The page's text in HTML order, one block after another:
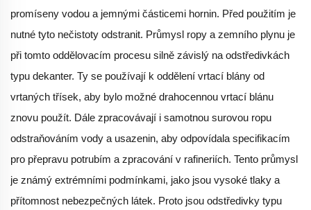
promíseny vodou a jemnými částicemi hornin. Před použitím je
nutné tyto nečistoty odstranit. Průmysl ropy a zemního plynu je
při tomto oddělovacím procesu silně závislý na odstředivkách
typu dekanter. Ty se používají k oddělení vrtací blány od
vrtaných třísek, aby bylo možné drahocennou vrtací blánu
znovu použít. Dále zpracovávají i samotnou surovou ropu
odstraňováním vody a usazenin, aby odpovídala specifikacím
pro přepravu potrubím a zpracování v rafineriích. Tento průmysl
je známý extrémními podmínkami, jako jsou vysoké tlaky a
přítomnost nebezpečných látek. Proto jsou odstředivky typu